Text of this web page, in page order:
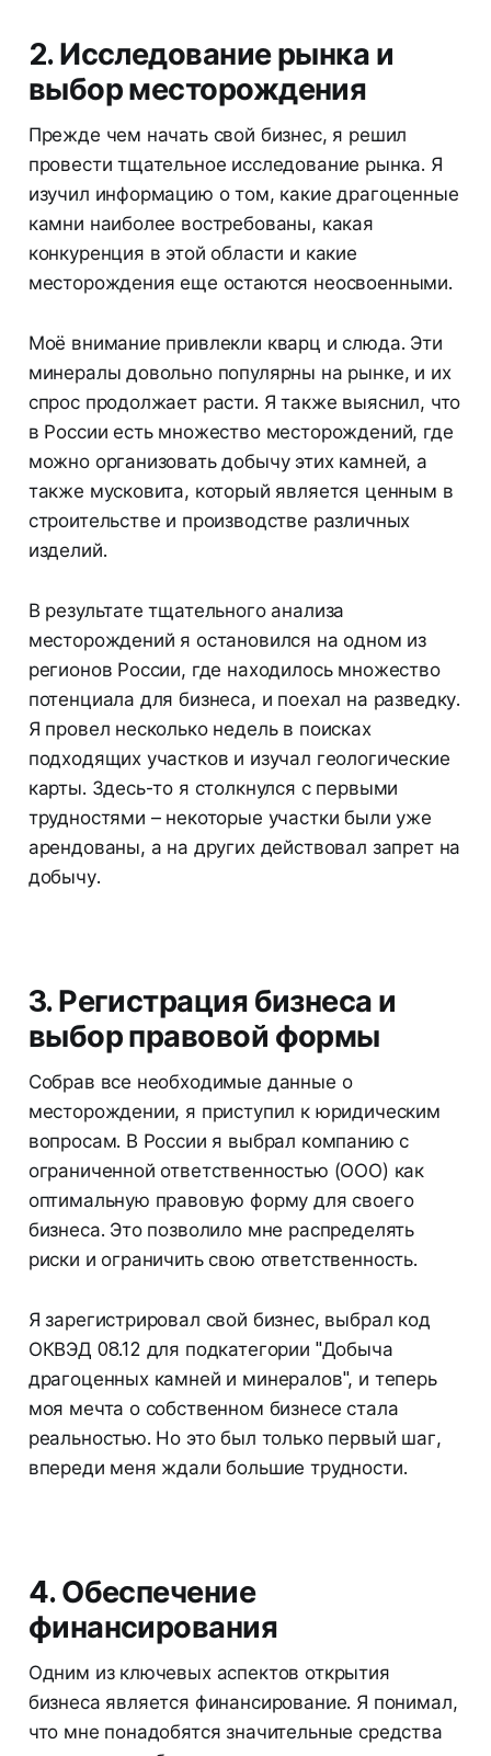
2. Исследование рынка и
выбор месторождения
Прежде чем начать свой бизнес, я решил
провести тщательное исследование рынка. Я
изучил информацию о том, какие драгоценные
камни наиболее востребованы, какая
конкуренция в этой области и какие
месторождения еще остаются неосвоенными.
Моё внимание привлекли кварц и слюда. Эти
минералы довольно популярны на рынке, и их
спрос продолжает расти. Я также выяснил, что
в России есть множество месторождений, где
можно организовать добычу этих камней, а
также мусковита, который является ценным в
строительстве и производстве различных
изделий.
В результате тщательного анализа
месторождений я остановился на одном из
регионов России, где находилось множество
потенциала для бизнеса, и поехал на разведку.
Я провел несколько недель в поисках
подходящих участков и изучал геологические
карты. Здесь-то я столкнулся с первыми
трудностями – некоторые участки были уже
арендованы, а на других действовал запрет на
добычу.
3. Регистрация бизнеса и
выбор правовой формы
Собрав все необходимые данные о
месторождении, я приступил к юридическим
вопросам. В России я выбрал компанию с
ограниченной ответственностью (ООО) как
оптимальную правовую форму для своего
бизнеса. Это позволило мне распределять
риски и ограничить свою ответственность.
Я зарегистрировал свой бизнес, выбрал код
ОКВЭД 08.12 для подкатегории "Добыча
драгоценных камней и минералов", и теперь
моя мечта о собственном бизнесе стала
реальностью. Но это был только первый шаг,
впереди меня ждали большие трудности.
4. Обеспечение
финансирования
Одним из ключевых аспектов открытия
бизнеса является финансирование. Я понимал,
что мне понадобятся значительные средства